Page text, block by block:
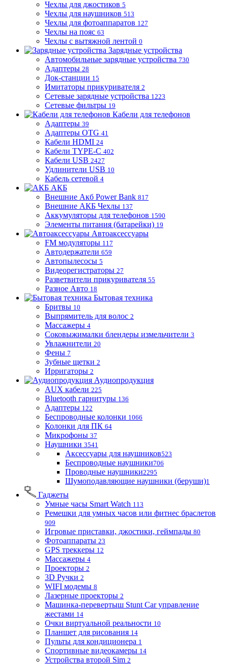
Чехлы для джостиков 5
Чехлы для наушников 513
Чехлы для фотоаппаратов 127
Чехлы на пояс 63
Чехлы с вытяжной лентой 0
Зарядные устройства
Автомобильные зарядные устройства 730
Адаптеры 28
Док-станции 15
Имитаторы прикуривателя 2
Сетевые зарядные устройства 1223
Сетевые фильтры 19
Кабели для телефонов
Адаптеры 39
Адаптеры OTG 41
Кабели HDMI 24
Кабели TYPE-C 402
Кабели USB 2427
Удлинители USB 10
Кабель сетевой 4
АКБ
Внешние Акб Power Bank 817
Внешние АКБ Чехлы 137
Аккумуляторы для телефонов 1590
Элементы питания (батарейки) 19
Автоаксессуары
FM модуляторы 117
Автодержатели 659
Автопылесосы 5
Видеорегистраторы 27
Разветвители прикуривателя 55
Разное Авто 18
Бытовая техника
Бритвы 10
Выпрямитель для волос 2
Массажеры 4
Соковыжималки блендеры измельчители 3
Увлажнители 20
Фены 7
Зубные щетки 2
Ирригаторы 2
Аудиопродукция
AUX кабели 225
Bluetooth гарнитуры 136
Адаптеры 122
Беспроводные колонки 1066
Колонки для ПК 64
Микрофоны 37
Наушники 3541
Аксессуары для наушников523
Беспроводные наушники706
Проводные наушники2295
Шумоподавляющие наушники (беруши)1
Гаджеты
Умные часы Smart Watch 113
Ремешки для умных часов или фитнес браслетов
909
Игровые приставки, джостики, геймпады 80
Фотоаппараты 23
GPS треккеры 12
Массажеры 4
Проекторы 2
3D Ручки 2
WIFI модемы 8
Лазерные проекторы 2
Машинка-перевертыш Stunt Car управление
жестами 14
Очки виртуальной реальности 10
Планшет для рисования 14
Пульты для кондиционера 1
Спортивные видеокамеры 14
Устройства второй Sim 2